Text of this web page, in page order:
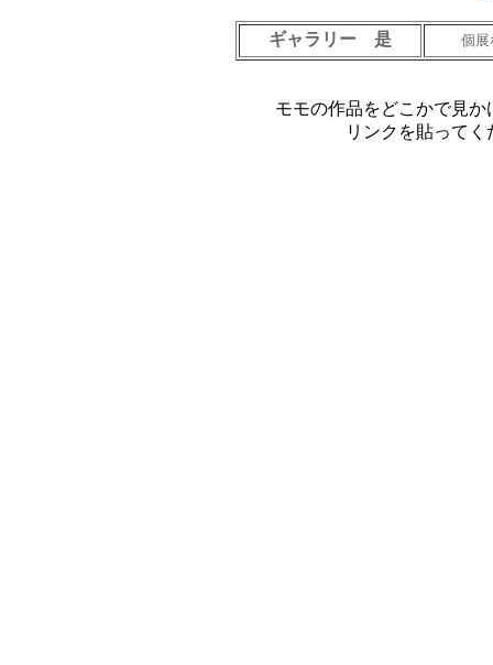
ギャラリー 是 個展
モモの作品をどこかで見
リンクを貼って